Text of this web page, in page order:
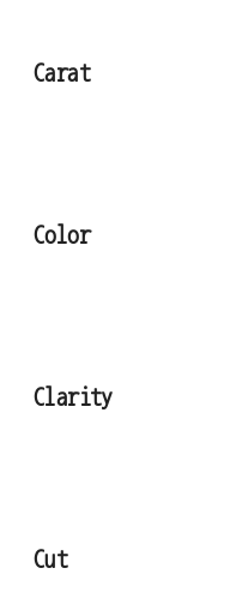
Carat
Color
Clarity
Cut